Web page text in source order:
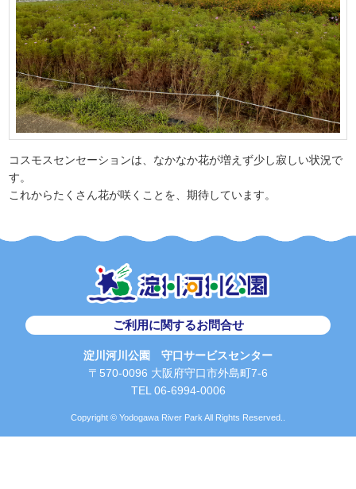
コスモスセンセーションは、なかなか花が増えず少し寂しい状況で
す。
これからたくさん花が咲くことを、期待しています。
ご利用に関するお問合せ
淀川河川公園 守口サービスセンター
〒570-0096 大阪府守口市外島町7-6
TEL 06-6994-0006
Copyright © Yodogawa River Park All Rights Reserved..